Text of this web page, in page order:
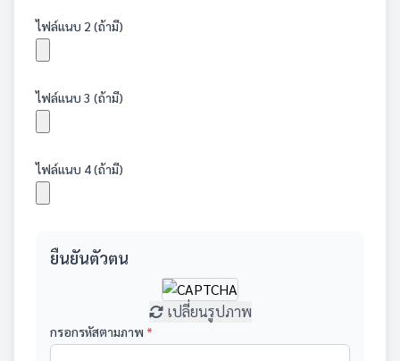
ไฟล์แนบ 2 (ถ้ามี)
ไฟล์แนบ 3 (ถ้ามี)
ไฟล์แนบ 4 (ถ้ามี)
ยืนยันตัวตน
เปลี่ยนรูปภาพ
กรอกรหัสตามภาพ *